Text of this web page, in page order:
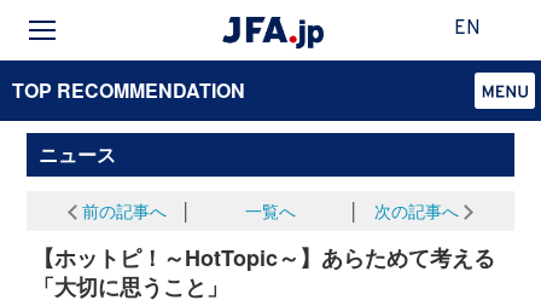
EN
TOP RECOMMENDATION
ニュース
前の記事へ 一覧へ 次の記事へ
【ホットピ！～HotTopic～】あらためて考える
「大切に思うこと」